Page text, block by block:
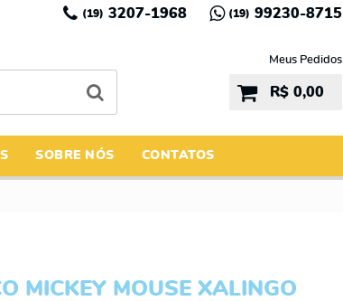
(19) 3207-1968 (19) 99230-8715
Meus Pedidos
R$ 0,00
SOBRE NÓS CONTATOS
MICKEY MOUSE XALINGO